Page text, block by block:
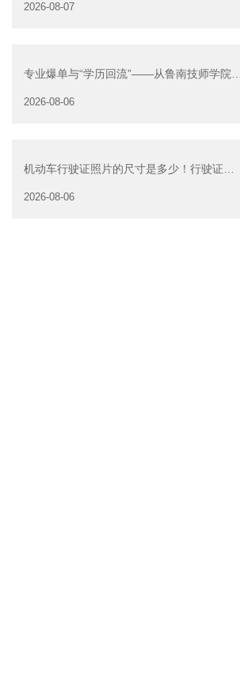
2026-08-07
专业爆单与“学历回流”——从鲁南技师学院透
2026-08-06
机动车行驶证照片的尺寸是多少！行驶证照
2026-08-06